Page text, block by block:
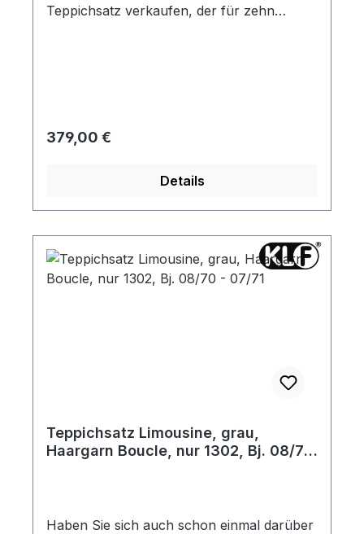
Teppichsatz verkaufen, der für zehn
Teppich nachempfunden. Die Teile sind
speziell auf das Baujahr zugeschnitten und
umlaufende Stoffeinfassung. Die seitlichen
Teppichleisten sind angenäht. Gerne
zu.
Regulärer Preis:
379,00 €
Details
Teppichsatz Limousine, grau,
Haargarn Boucle, nur 1302, Bj. 08/70
Haben Sie sich auch schon einmal darüber